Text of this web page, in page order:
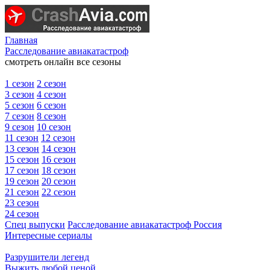
Главная
Расследование авиакатастроф
смотреть онлайн все сезоны
1 сезон 2 сезон
3 сезон 4 сезон
5 сезон 6 сезон
7 сезон 8 сезон
9 сезон 10 сезон
11 сезон 12 сезон
13 сезон 14 сезон
15 сезон 16 сезон
17 сезон 18 сезон
19 сезон 20 сезон
21 сезон 22 сезон
23 сезон
24 сезон
Спец выпуски Расследование авиакатастроф Россия
Интересные сериалы
Разрушители легенд
Выжить любой ценой